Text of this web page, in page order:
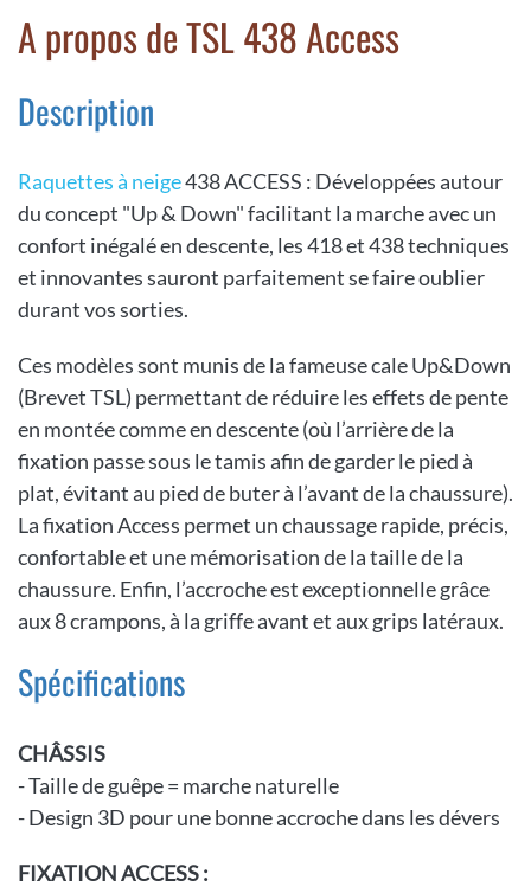
A propos de TSL 438 Access
Description
Raquettes à neige438 ACCESS : Développées autour
du concept "Up & Down" facilitant la marche avec un
confort inégalé en descente, les 418 et 438 techniques
et innovantes sauront parfaitement se faire oublier
durant vos sorties.
Ces modèles sont munis de la fameuse cale Up&Down
(Brevet TSL) permettant de réduire les effets de pente
en montée comme en descente (où l’arrière de la
fixation passe sous le tamis afin de garder le pied à
plat, évitant au pied de buter à l’avant de la chaussure).
La fixation Access permet un chaussage rapide, précis,
confortable et une mémorisation de la taille de la
chaussure. Enfin, l’accroche est exceptionnelle grâce
aux 8 crampons, à la griffe avant et aux grips latéraux.
Spécifications
CHÂSSIS
- Taille de guêpe = marche naturelle
- Design 3D pour une bonne accroche dans les dévers
FIXATION ACCESS :